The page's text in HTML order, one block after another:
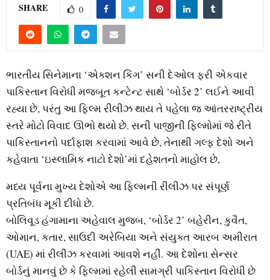
SHARE 0
ભારતીય સિનેમાના ‘એક્શન કિંગ’ સની દેઓલ ફરી એકવાર
પાકિસ્તાન વિરોધી મજબૂત કન્ટેન્ટ સાથે ‘બોર્ડર 2’ લઈને આવી
રહ્યા છે, પરંતુ આ ફિલ્મ રીલીઝ થાય તે પહેલા જ આંતરરાષ્ટ્રીય
સ્તરે મોટો વિવાદ ઊભો થયો છે. સની પાજીની ફિલ્મોમાં જે રીતે
પાકિસ્તાનનો પર્દાફાશ કરવામાં આવે છે, તેનાથી ગલ્ફ દેશો અને
કહેવાતા ‘ઇસ્લામિક નાટો દેશો’માં દહેશતનો માહોલ છે,
મધ્ય પૂર્વના મુખ્ય દેશોએ આ ફિલ્મની રીલીઝ પર સંપૂર્ણ
પ્રતિબંધ મૂકી દીધો છે.
બોલિવૂડ હંગામાના અહેવાલ મુજબ, ‘બોર્ડર 2’ બહેરીન, કુવૈત,
ઓમાન, કતાર, સાઉદી અરેબિયા અને સંયુક્ત આરબ અમીરાત
(UAE) માં રીલીઝ કરવામાં આવશે નહીં. આ દેશોના સેન્સર
બોર્ડનું માનવું છે કે ફિલ્મમાં રહેલી સામગ્રી પાકિસ્તાન વિરોધી છે